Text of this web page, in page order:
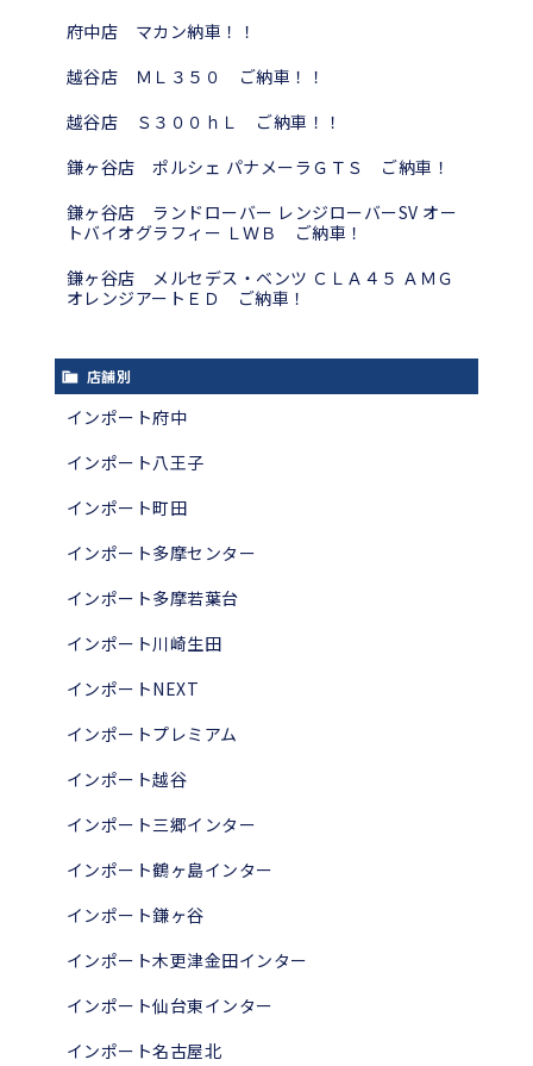
府中店 マカン納車！！
越谷店 ＭＬ３５０ ご納車！！
越谷店 Ｓ３００ｈＬ ご納車！！
鎌ヶ谷店 ポルシェ パナメーラＧＴＳ ご納車！
鎌ヶ谷店 ランドローバー レンジローバーSV オー
トバイオグラフィー ＬＷＢ ご納車！
鎌ヶ谷店 メルセデス・ベンツ ＣＬＡ４５ ＡＭＧ
オレンジアートＥＤ ご納車！
店舗別
インポート府中
インポート八王子
インポート町田
インポート多摩センター
インポート多摩若葉台
インポート川崎生田
インポートNEXT
インポートプレミアム
インポート越谷
インポート三郷インター
インポート鶴ヶ島インター
インポート鎌ヶ谷
インポート木更津金田インター
インポート仙台東インター
インポート名古屋北